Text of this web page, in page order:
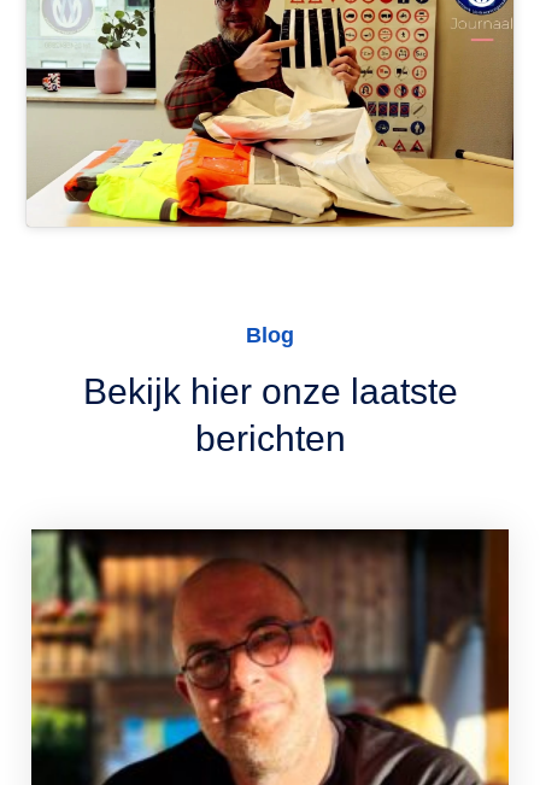
Blog
Bekijk hier onze laatste
berichten